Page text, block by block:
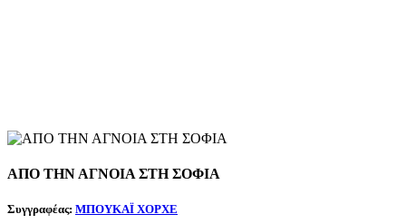
ΑΠΟ ΤΗΝ ΑΓΝΟΙΑ ΣΤΗ ΣΟΦΙΑ
Συγγραφέας: ΜΠΟΥΚΑΪ ΧΟΡΧΕ